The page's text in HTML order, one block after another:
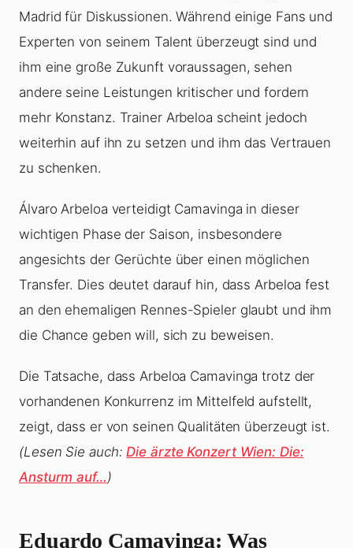
Madrid für Diskussionen. Während einige Fans und
Experten von seinem Talent überzeugt sind und
ihm eine große Zukunft voraussagen, sehen
andere seine Leistungen kritischer und fordern
mehr Konstanz. Trainer Arbeloa scheint jedoch
weiterhin auf ihn zu setzen und ihm das Vertrauen
zu schenken.
Álvaro Arbeloa verteidigt Camavinga in dieser
wichtigen Phase der Saison, insbesondere
angesichts der Gerüchte über einen möglichen
Transfer. Dies deutet darauf hin, dass Arbeloa fest
an den ehemaligen Rennes-Spieler glaubt und ihm
die Chance geben will, sich zu beweisen.
Die Tatsache, dass Arbeloa Camavinga trotz der
vorhandenen Konkurrenz im Mittelfeld aufstellt,
zeigt, dass er von seinen Qualitäten überzeugt ist.
(Lesen Sie auch:Die ärzte Konzert Wien: Die:
Ansturm auf…)
Eduardo Camavinga: Was